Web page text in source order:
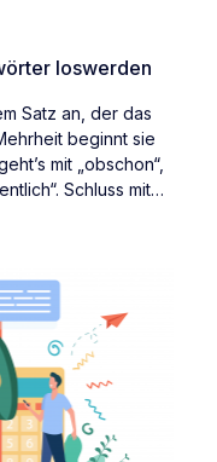
loswerden
Satz an, der das
beginnt sie
mit „obschon“,
Schluss mit